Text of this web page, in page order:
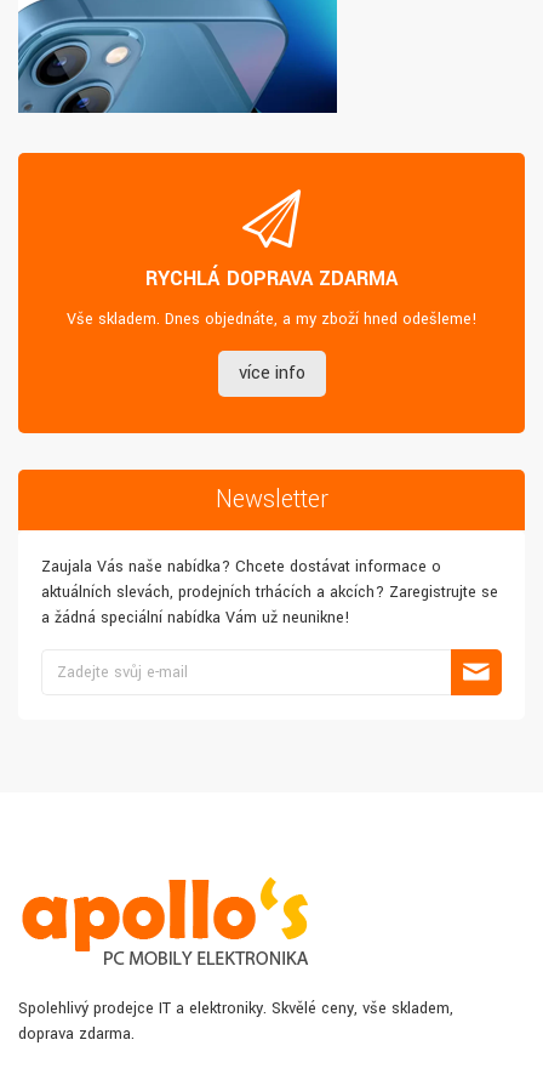
RYCHLÁ DOPRAVA ZDARMA
Vše skladem. Dnes objednáte, a my zboží hned odešleme!
více info
Newsletter
Zaujala Vás naše nabídka? Chcete dostávat informace o
aktuálních slevách, prodejních trhácích a akcích? Zaregistrujte se
a žádná speciální nabídka Vám už neunikne!
Spolehlivý prodejce IT a elektroniky. Skvělé ceny, vše skladem,
doprava zdarma.